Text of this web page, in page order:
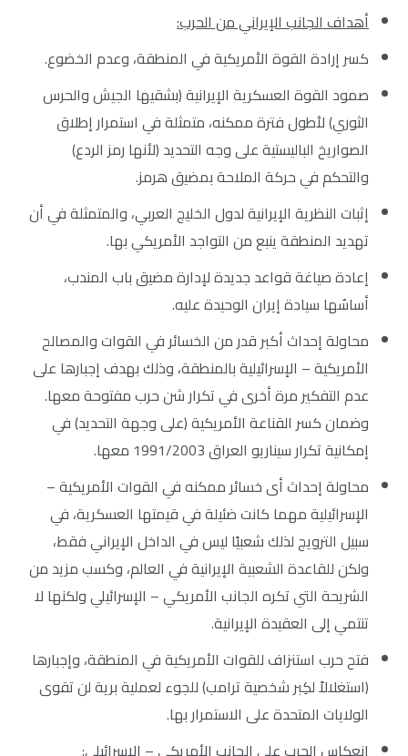
أهداف الجانب الإيراني من الحرب:
كسر إرادة القوة الأمريكية في المنطقة، وعدم الخضوع.
صمود القوة العسكرية الإيرانية (بشقيها الجيش والحرس
الثوري) لأطول فترة ممكنه، متمثلة في استمرار إطلاق
الصواريخ الباليستية على وجه التحديد (لأنها رمز الردع)
والتحكم في حركة الملاحة بمضيق هرمز.
إثبات النظرية الإيرانية لدول الخليج العربي، والمتمثلة في أن
تهديد المنطقة ينبع من التواجد الأمريكي بها.
إعادة صياغة قواعد جديدة لإدارة مضيق باب المندب،
أساسُها سيادة إيران الوحيدة عليه.
محاولة إحداث أكبر قدر من الخسائر في القوات والمصالح
الأمريكية – الإسرائيلية بالمنطقة، وذلك بهدف إجبارها على
عدم التفكير مرة أخرى في تكرار شن حرب مفتوحة معها.
وضمان كسر القناعة الأمريكية (على وجهة التحديد) في
إمكانية تكرار سيناريو العراق 1991/2003 معها.
محاولة إحداث أى خسائر ممكنه في القوات الأمريكية –
الإسرائيلية مهما كانت ضئيلة في قيمتها العسكرية، في
سبيل الترويج لذلك شعبيًا ليس في الداخل الإيراني فقط،
ولكن للقاعدة الشعبية الإيرانية في العالم، وكسب مزيد من
الشريحة التي تكره الجانب الأمريكي – الإسرائيلي ولكنها لا
تنتمي إلى العقيدة الإيرانية.
فتح حرب استنزاف للقوات الأمريكية في المنطقة، وإجبارها
(استغلالاً لكِبر شخصية ترامب) للجوء لعملية برية لن تقوى
الولايات المتحدة على الاستمرار بها.
إنعكاس الحرب على الجانب الأمريكي – الإسرائيلي: